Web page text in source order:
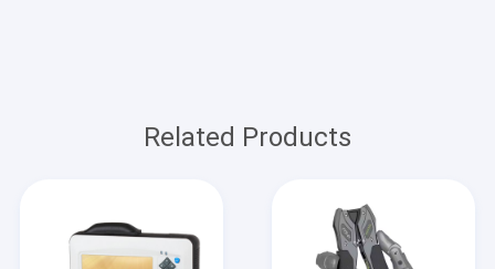
Related Products